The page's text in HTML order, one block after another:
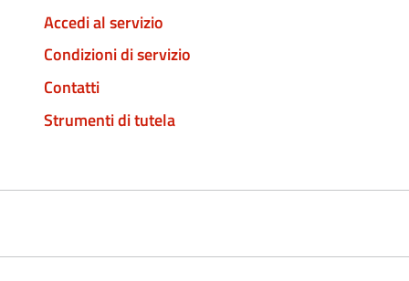
Accedi al servizio
Condizioni di servizio
Contatti
Strumenti di tutela